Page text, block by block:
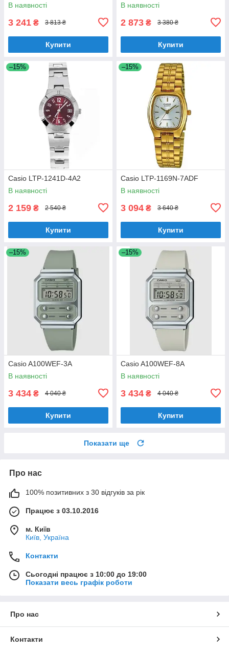
В наявності
3 241 ₴ 3 813 ₴
Купити
В наявності
2 873 ₴ 3 380 ₴
Купити
–15%
Casio LTP-1241D-4A2
В наявності
2 159 ₴ 2 540 ₴
Купити
–15%
Casio LTP-1169N-7ADF
В наявності
3 094 ₴ 3 640 ₴
Купити
–15%
Casio A100WEF-3A
В наявності
3 434 ₴ 4 040 ₴
Купити
–15%
Casio A100WEF-8A
В наявності
3 434 ₴ 4 040 ₴
Купити
Показати ще
Про нас
100% позитивних з 30 відгуків за рік
Працює з 03.10.2016
м. Київ
Київ, Україна
Контакти
Сьогодні працює з 10:00 до 19:00
Показати весь графік роботи
Про нас
Контакти